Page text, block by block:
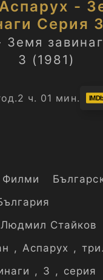
-
Серия 3
Земя
3 (1981)
2 ч. 01 мин.
Филми
Людмил Стайков
, Аспарух ,
, 3 , серия